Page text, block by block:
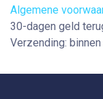
Algemene
30-dagen geld
Verzending: